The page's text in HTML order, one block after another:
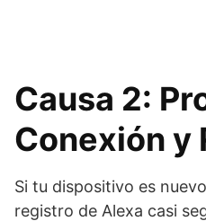
Causa 2:
Conexión y
Si tu dispositivo es
registro de Alexa casi